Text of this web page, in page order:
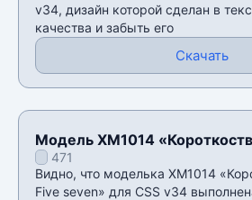
v34, дизайн которой сделан в
качества и забыть его
Скачать
Модель XM1014
seven» для CSS v34
471
Видно, что моделька XM1014
Five seven» для CSS v34